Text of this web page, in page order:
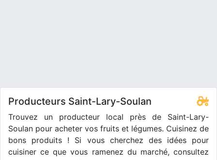
Producteurs Saint-Lary-Soulan
Trouvez un producteur local près de Saint-Lary-
Soulan pour acheter vos fruits et légumes. Cuisinez de
bons produits ! Si vous cherchez des idées pour
cuisiner ce que vous ramenez du marché, consultez